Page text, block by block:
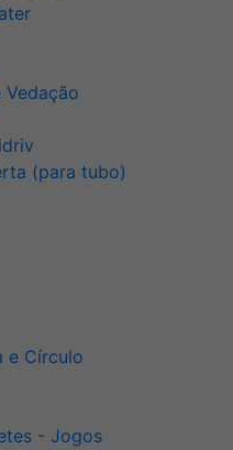
Vedação
(para tubo)
e Círculo
- Jogos